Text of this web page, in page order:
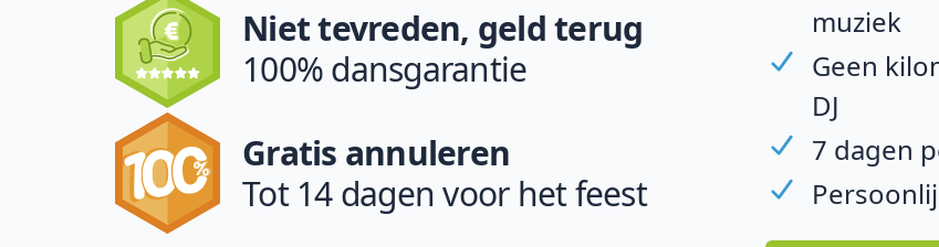
Niet tevreden, geld terug
100% dansgarantie
Gratis annuleren
Tot 14 dagen voor het feest
muziek
Geen
DJ
7 dagen